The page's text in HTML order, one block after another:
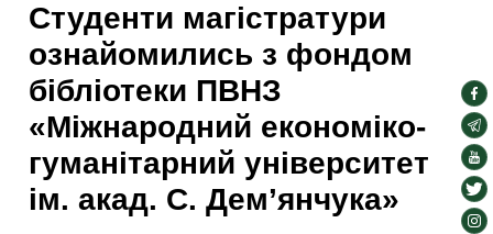
Студенти магістратури
ознайомились з фондом
бібліотеки ПВНЗ
«Міжнародний економіко-
гуманітарний університет
ім. акад. С. Дем’янчука»